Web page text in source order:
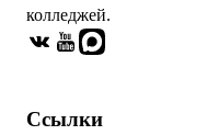
колледжей.
Ссылки